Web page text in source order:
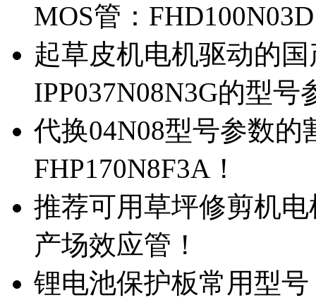
MOS管：
起草皮机电机驱动的
IPP037N08N3G的型号
代换04N08型号参数
FHP170N8F3A！
推荐可用草坪修剪机电
产场效应管！
锂电池保护板常用型号